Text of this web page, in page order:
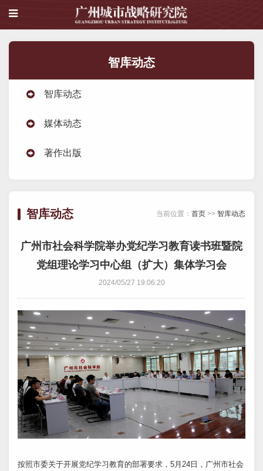
智库动态
智库动态
媒体动态
著作出版
智库动态 当前位置： 首页 >> 智库动态
广州市社会科学院举办党纪学习教育读书班暨院
党组理论学习中心组（扩大）集体学习会
2024/05/27 19:06:20
按照市委关于开展党纪学习教育的部署要求，5月24日，广州市社会